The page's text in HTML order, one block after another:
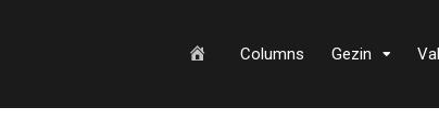
Columns Gezin